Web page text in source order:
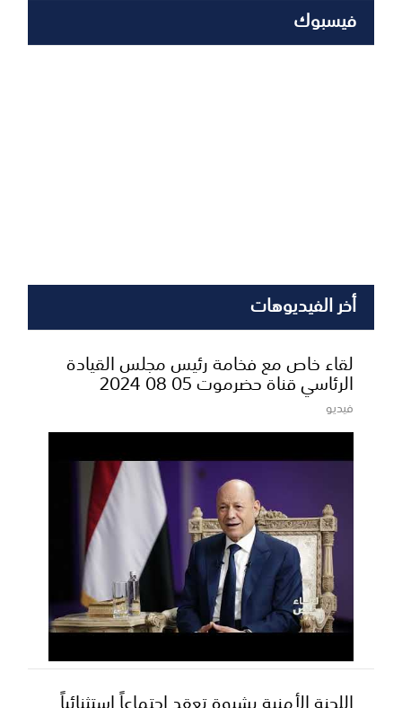
فيسبوك
أخر الفيديوهات
لقاء خاص مع فخامة رئيس مجلس القيادة
الرئاسي قناة حضرموت 05 08 2024
فيديو
اللجنة الأمنية بشبوة تعقد اجتماعاً استثنائياً